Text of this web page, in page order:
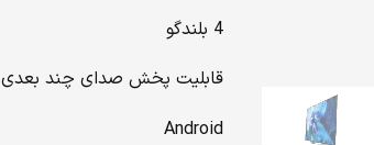
4 بلندگو
قابلیت پخش صدای چند بعدی
Android